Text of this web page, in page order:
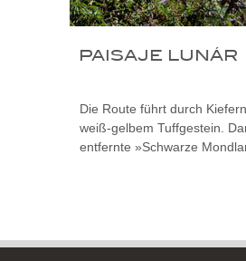
PAISAJE LUNÁR
Die Route führt durch
weiß-gelbem Tuffgestein.
entfernte »Schwarze